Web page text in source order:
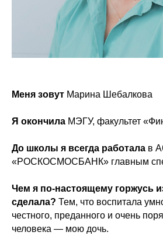
Меня зовут Марина Шебалкова
Я окончила МЭГУ, факультет
До школы я всегда работала в
«РОСКОСМОСБАНК» главным
Чем я по-настоящему горжусь
сделала? Тем, что воспитала
честного, преданного и очень
человека — мою дочь.